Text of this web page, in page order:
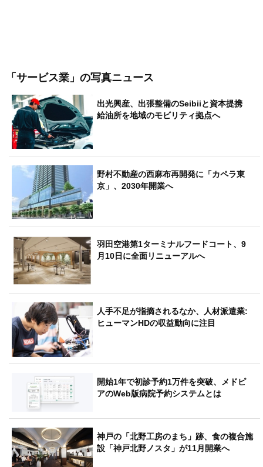
「サービス業」 の写真ニュース
出光興産、出張整備のSeibiiと資本提携
給油所を地域のモビリティ拠点へ
野村不動産の西麻布再開発に「カペラ東
京」、2030年開業へ
羽田空港第1ターミナルフードコート、9
月10日に全面リニューアルへ
人手不足が指摘されるなか、人材派遣業:
ヒューマンHDの収益動向に注目
開始1年で初診予約1万件を突破、メドピ
アのWeb版病院予約システムとは
神戸の「北野工房のまち」跡、食の複合施
設「神戸北野ノスタ」が11月開業へ